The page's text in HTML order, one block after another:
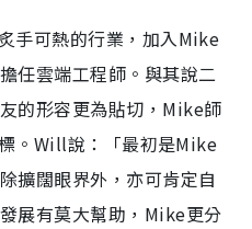
手可熱的行業，加入Mike
任雲端工程師。與其說二
的形容更為貼切，Mike師
。Will說：「最初是Mike
擴闊眼界外，亦可肯定自
展有莫大幫助，Mike更分